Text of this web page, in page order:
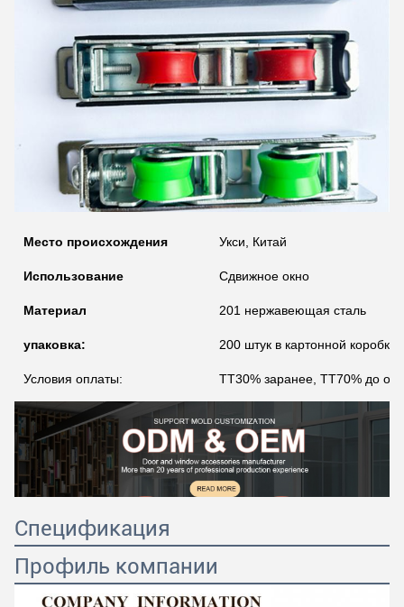
Место происхождения Укси, Китай
Использование Сдвижное окно
Материал 201 нержавеющая сталь
упаковка: 200 штук в картонной коробке
Условия оплаты: TT30% заранее, TT70% до
Спецификация
Профиль компании